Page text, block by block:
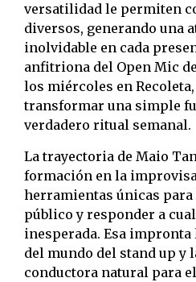
versatilidad le permiten
diversos, generando una
inolvidable en cada
anfitriona del Open Mic
los miércoles en
transformar una simple
verdadero ritual semanal.
La trayectoria de Maio
formación en la
herramientas únicas
público y responder a
inesperada. Esa
del mundo del stand up y
conductora natural para el